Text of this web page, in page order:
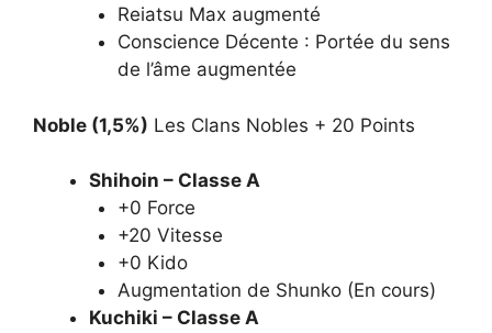
Reiatsu Max augmenté
Conscience Décente : Portée du sens
de l’âme augmentée
Noble (1,5%) Les Clans Nobles + 20 Points
Shihoin – Classe A
+0 Force
+20 Vitesse
+0 Kido
Augmentation de Shunko (En cours)
Kuchiki – Classe A